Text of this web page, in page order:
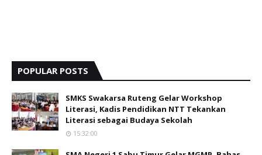
POPULAR POSTS
SMKS Swakarsa Ruteng Gelar Workshop
Literasi, Kadis Pendidikan NTT Tekankan
Literasi sebagai Budaya Sekolah
15:32:00